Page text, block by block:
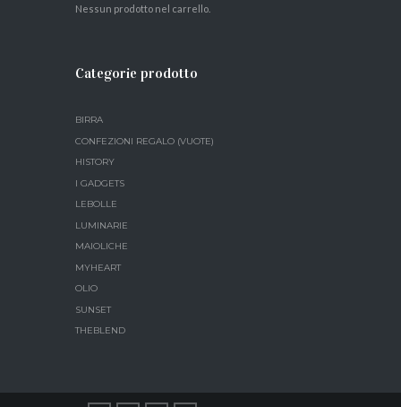
Nessun prodotto nel carrello.
Categorie prodotto
BIRRA
CONFEZIONI REGALO (VUOTE)
HISTORY
I GADGETS
LEBOLLE
LUMINARIE
MAIOLICHE
MYHEART
OLIO
SUNSET
THEBLEND